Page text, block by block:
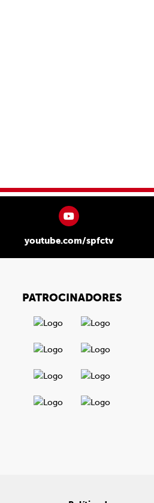
youtube.com/spfctv
PATROCINADORES